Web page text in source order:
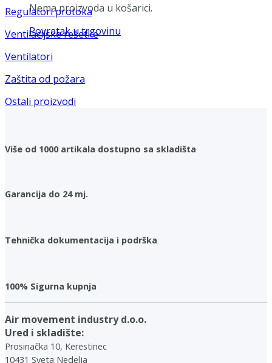
Nema proizvoda u košarici.
Povratak u trgovinu
Regulatori protoka
Ventilacijske rešetke
Ventilatori
Zaštita od požara
Ostali proizvodi
Više od 1000 artikala dostupno sa skladišta
Garancija do 24 mj.
Tehnička dokumentacija i podrška
100% Sigurna kupnja
Air movement industry d.o.o.
Ured i skladište:
Prosinačka 10, Kerestinec
10431 Sveta Nedelja